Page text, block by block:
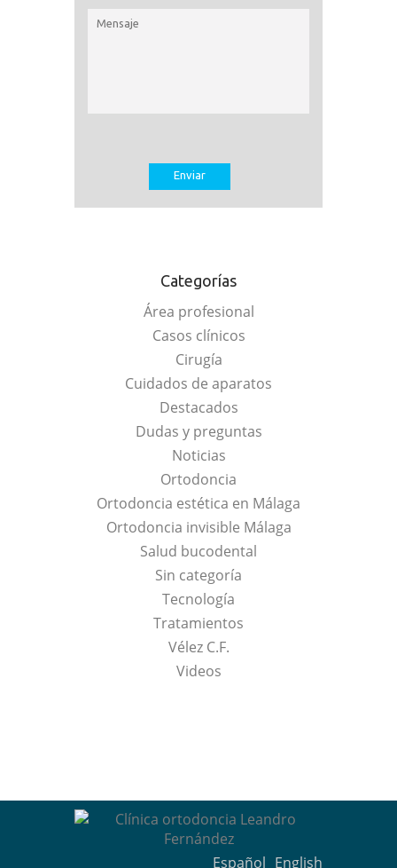
Categorías
Área profesional
Casos clínicos
Cirugía
Cuidados de aparatos
Destacados
Dudas y preguntas
Noticias
Ortodoncia
Ortodoncia estética en Málaga
Ortodoncia invisible Málaga
Salud bucodental
Sin categoría
Tecnología
Tratamientos
Vélez C.F.
Videos
Español English